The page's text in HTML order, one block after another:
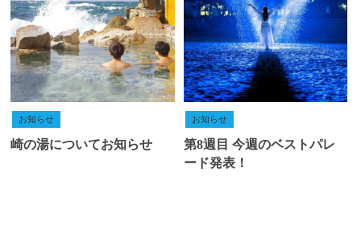
お知らせ
崎の湯についてお知らせ
お知らせ
第8週目 今週のベストパレ
ード発表！